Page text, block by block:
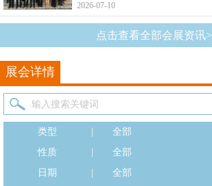
2026-07-10
点击查看全部会展资讯>
展会详情
类型
全部
性质
全部
日期
全部